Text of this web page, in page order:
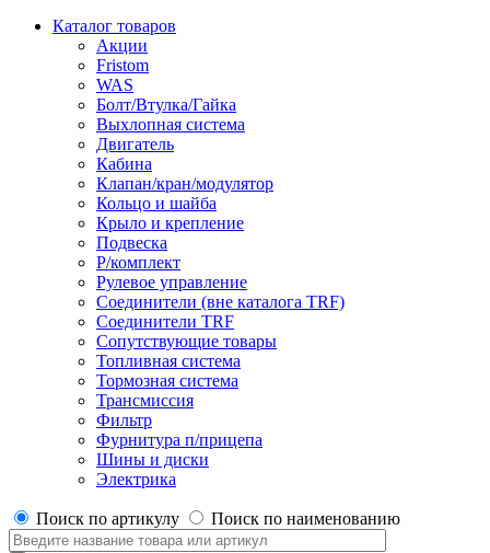
Каталог товаров
Акции
Fristom
WAS
Болт/Втулка/Гайка
Выхлопная система
Двигатель
Кабина
Клапан/кран/модулятор
Кольцо и шайба
Крыло и крепление
Подвеска
Р/комплект
Рулевое управление
Соединители (вне каталога TRF)
Соединители TRF
Сопутствующие товары
Топливная система
Тормозная система
Трансмиссия
Фильтр
Фурнитура п/прицепа
Шины и диски
Электрика
Поиск по артикулу Поиск по наименованию